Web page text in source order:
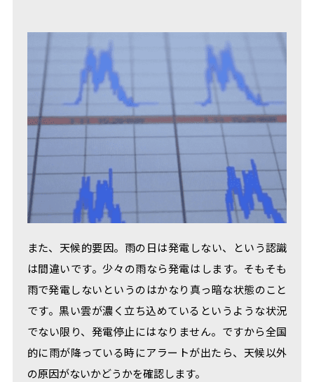
また、天候的要因。雨の日は発電しない、という認識
は間違いです。少々の雨なら発電はします。そもそも
雨で発電しないというのはかなり真っ暗な状態のこと
です。黒い雲が濃く立ち込めているというような状況
でない限り、発電停止にはなりません。ですから全国
的に雨が降っている時にアラートが出たら、天候以外
の原因がないかどうかを確認します。